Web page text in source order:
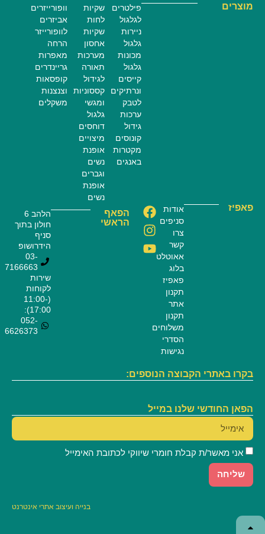
מוצרים
פילטרים
לגלגול
ניירות
גלגול
מכונות
גלגול
קייסים
ונרתיקים
לטבק
ערכות
גידול
קונוסים
מקטרות
באנגים
שקיות
לחות
שקיות
אחסון
מערכות
תאורה
לגידול
קססוניות
ומגשי
גלגול
דוחסים
מיצויים
אופנת
נשים
וגברים
אופנת
נשים
וופורייזרים
אביזרים
לוופורייזר
הרחה
מאפרות
גריינדרים
קופסאות
וצנצנות
משקלים
פאפיז
אודות
סניפים
צרו
קשר
אאוטלט
בלוג
פאפיז
תקנון
אתר
תקנון
משלוחים
הסדרי
נגישות
הפאף
הראשי
הלהב 6
חולון בתוך
סניף
הידרושופ
03-
7166663
שירות
לקוחות
(11:00-
17:00):
052-
6626373
בקרו באתרי הקבוצה הנוספים:
הפאן החודשי שלנו במייל
אני מאשר/ת קבלת חומרי שיווקי לכתובת האימייל
שליחה
בנייה ועיצוב אתרי אינטרנט